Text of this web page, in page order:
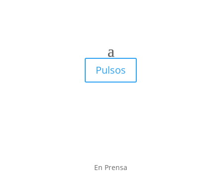
Pulsos
En Prensa